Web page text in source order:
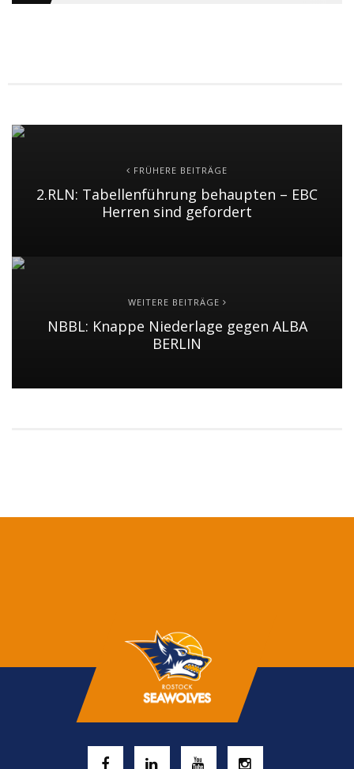
FRÜHERE BEITRÄGE
2.RLN: Tabellenführung behaupten – EBC
Herren sind gefordert
WEITERE BEITRÄGE
NBBL: Knappe Niederlage gegen ALBA
BERLIN